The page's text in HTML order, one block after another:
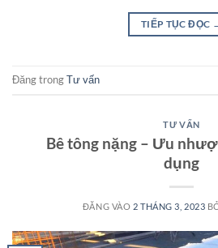
TIẾP TỤC ĐỌC
Đăng trongTư vấn
TƯ VẤN
Bê tông nặng – Ưu
dụng
ĐĂNG VÀO 2 THÁNG 3, 2023